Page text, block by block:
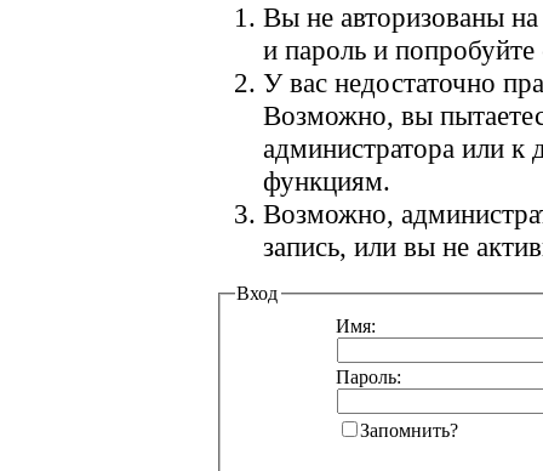
Вы не авторизованы
и пароль и
У вас недостаточно
Возможно, вы
администратора или
функциям.
Возможно,
запись, или вы не
Вход
Имя:
Пароль:
Запомнить?